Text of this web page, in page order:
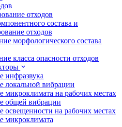
отходов
состава и
отходов
морфологического состава
класса опасности отходов
инфразвука
локальной вибрации
микроклимата на рабочих местах
общей вибрации
освещенности на рабочих местах
микроклимата